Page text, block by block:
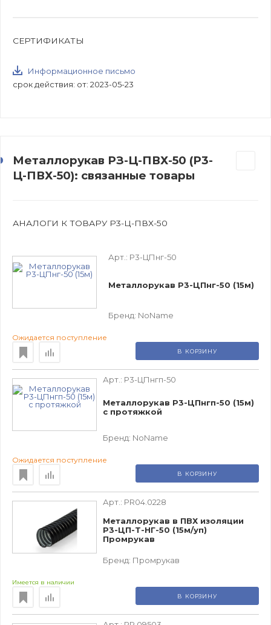
СЕРТИФИКАТЫ
Информационное письмо
срок действия: от: 2023-05-23
Металлорукав РЗ-Ц-ПВХ-50 (Р3-
Ц-ПВХ-50): связанные товары
АНАЛОГИ К ТОВАРУ Р3-Ц-ПВХ-50
Арт.: Р3-ЦПнг-50
Металлорукав Р3-ЦПнг-50 (15м)
Бренд: NoName
Ожидается поступление
В КОРЗИНУ
Арт.: Р3-ЦПнгп-50
Металлорукав Р3-ЦПнгп-50 (15м)
с протяжкой
Бренд: NoName
Ожидается поступление
В КОРЗИНУ
Арт.: PR04.0228
Металлорукав в ПВХ изоляции
Р3-ЦП-Т-НГ-50 (15м/уп)
Промрукав
Бренд: Промрукав
Имеется в наличии
В КОРЗИНУ